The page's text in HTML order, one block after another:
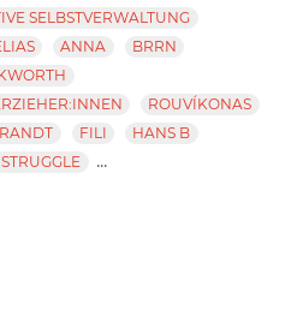
SELBSTVERWALTUNG
ANNA
BRRN
ROUVÍKONAS
FILI
HANS B
...